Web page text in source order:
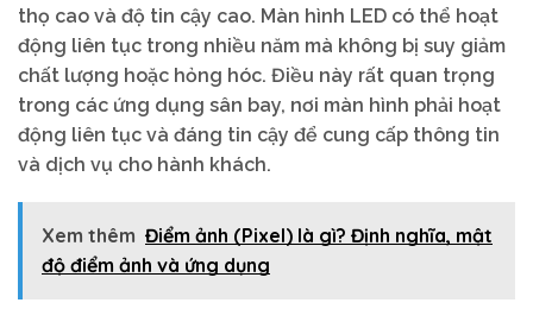
thọ cao và độ tin cậy cao. Màn hình LED có thể hoạt
động liên tục trong nhiều năm mà không bị suy giảm
chất lượng hoặc hỏng hóc. Điều này rất quan trọng
trong các ứng dụng sân bay, nơi màn hình phải hoạt
động liên tục và đáng tin cậy để cung cấp thông tin
và dịch vụ cho hành khách.
Xem thêm Điểm ảnh (Pixel) là gì? Định nghĩa, mật
độ điểm ảnh và ứng dụng